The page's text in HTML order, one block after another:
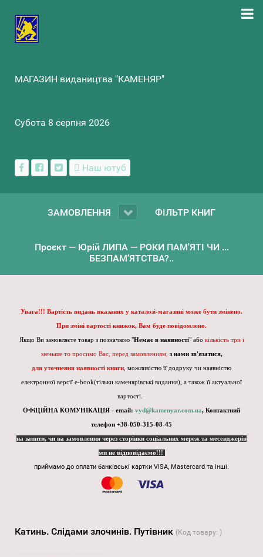
МАГАЗИН видаництва "КАМЕНЯР"
Субота 8 серпня 2026
Наш ютуб
ЗАМОВЛЕННЯ ФІЛЬТР КНИГ
Проєкт — Юрій ЛИПА — РОКИ ПАМ'ЯТІ ЧИ ...
БЕЗПАМ’ЯТСТВА?..
Увага!!! Вартість видань вказаних у каталозі-магазині може бути змінено.
При зміні вартості книжок, Вам буде повідомлено.
Якщо Ви замовляєте товар з позначкою "Немає в наявності" або кількість три і
меньше то просимо Вас, перед замовленням, з нами зв'язатися,
для уточнення наявності книги , можливістю її додруку чи наявністю
електронної версії e-book(тільки каменярівські видання), а також її актуальної
вартості.
ОФіЦІЙНА КОМУНІКАЦІЯ - email: vyd@kamenyar.com.ua, Контактний
телефон +38-050-315-08-45
на запити, чи на замовлення через сторінки соціальних мереж та месенджерів
ми не відповідаємо!!!
приймамо до оплати банківські картки VISA, Mastercard та інші.
Катинь. Слідами злочинів. Путівник (Код товару: )